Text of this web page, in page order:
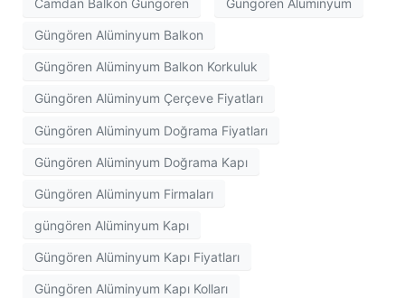
Camdan Balkon Güngören Güngören Alüminyum
Güngören Alüminyum Balkon
Güngören Alüminyum Balkon Korkuluk
Güngören Alüminyum Çerçeve Fiyatları
Güngören Alüminyum Doğrama Fiyatları
Güngören Alüminyum Doğrama Kapı
Güngören Alüminyum Firmaları
güngören Alüminyum Kapı
Güngören Alüminyum Kapı Fiyatları
Güngören Alüminyum Kapı Kolları